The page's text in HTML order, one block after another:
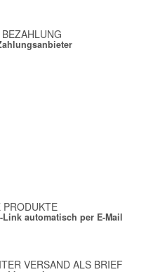
PRODUKTE
Link automatisch per E-Mail
VERSAND ALS BRIEF